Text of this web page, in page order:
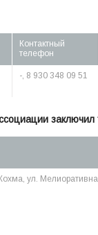
Контактный
телефон
-, 8 930 348 09 51
заключил
ул.